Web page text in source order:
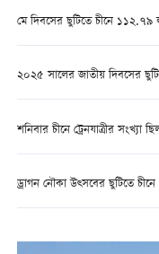
মে দিবসের ছুটিতে চীনে ১১২.৭৯
২০২৫ সালের জাতীয় দিবসের
শনিবার চীনে ট্রেনযাত্রীর সংখ্যা
ড্রাগন নৌকা উত্সবের ছুটিতে চীনে